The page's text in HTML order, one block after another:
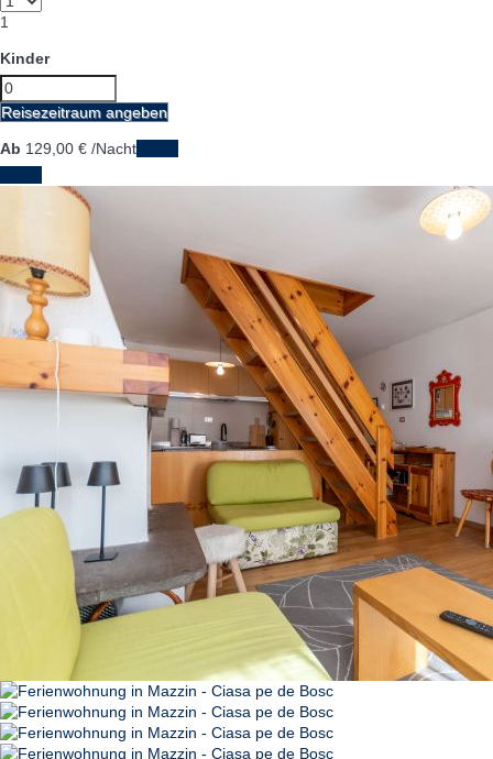
1
Kinder
Reisezeitraum angeben
Ab 129, 00 € /Nacht